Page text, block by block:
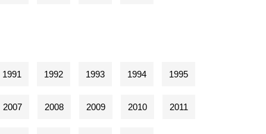
1991 1992 1993 1994 1995
2007 2008 2009 2010 2011